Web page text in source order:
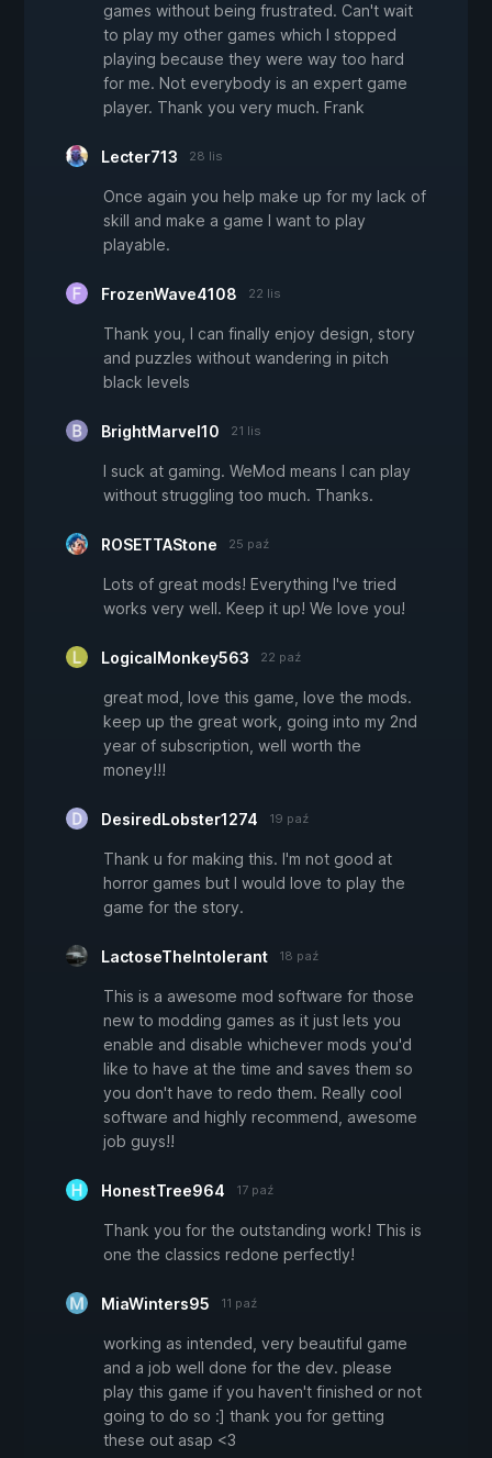
games without being frustrated. Can't wait
to play my other games which I stopped
playing because they were way too hard
for me. Not everybody is an expert game
player. Thank you very much. Frank
Lecter713 28 lis
Once again you help make up for my lack of
skill and make a game I want to play
playable.
FrozenWave4108 22 lis
Thank you, I can finally enjoy design, story
and puzzles without wandering in pitch
black levels
BrightMarvel10 21 lis
I suck at gaming. WeMod means I can play
without struggling too much. Thanks.
ROSETTAStone 25 paź
Lots of great mods! Everything I've tried
works very well. Keep it up! We love you!
LogicalMonkey563 22 paź
great mod, love this game, love the mods.
keep up the great work, going into my 2nd
year of subscription, well worth the
money!!!
DesiredLobster1274 19 paź
Thank u for making this. I'm not good at
horror games but I would love to play the
game for the story.
LactoseTheIntolerant 18 paź
This is a awesome mod software for those
new to modding games as it just lets you
enable and disable whichever mods you'd
like to have at the time and saves them so
you don't have to redo them. Really cool
software and highly recommend, awesome
job guys!!
HonestTree964 17 paź
Thank you for the outstanding work! This is
one the classics redone perfectly!
MiaWinters95 11 paź
working as intended, very beautiful game
and a job well done for the dev. please
play this game if you haven't finished or not
going to do so :] thank you for getting
these out asap <3